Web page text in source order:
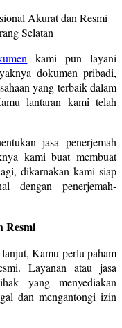
kami pun layani
dokumen pribadi,
yang terbaik dalam
lantaran kami telah
jasa penerjemah
kami buat membuat
dikarnakan kami siap
dengan penerjemah-
Resmi
Kamu perlu paham
Layanan atau jasa
yang menyediakan
dan mengantongi izin